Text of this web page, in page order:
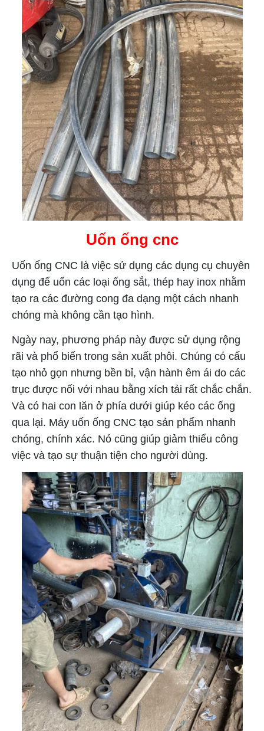
Uốn ống cnc
Uốn ống CNC là việc sử dụng các dụng cụ chuyên
dụng để uốn các loại ống sắt, thép hay inox nhằm
tạo ra các đường cong đa dạng một cách nhanh
chóng mà không cần tạo hình.
Ngày nay, phương pháp này được sử dụng rộng
rãi và phổ biến trong sản xuất phôi. Chúng có cấu
tạo nhỏ gọn nhưng bền bỉ, vận hành êm ái do các
trục được nối với nhau bằng xích tải rất chắc chắn.
Và có hai con lăn ở phía dưới giúp kéo các ống
qua lại. Máy uốn ống CNC tạo sản phẩm nhanh
chóng, chính xác. Nó cũng giúp giảm thiểu công
việc và tạo sự thuận tiện cho người dùng.